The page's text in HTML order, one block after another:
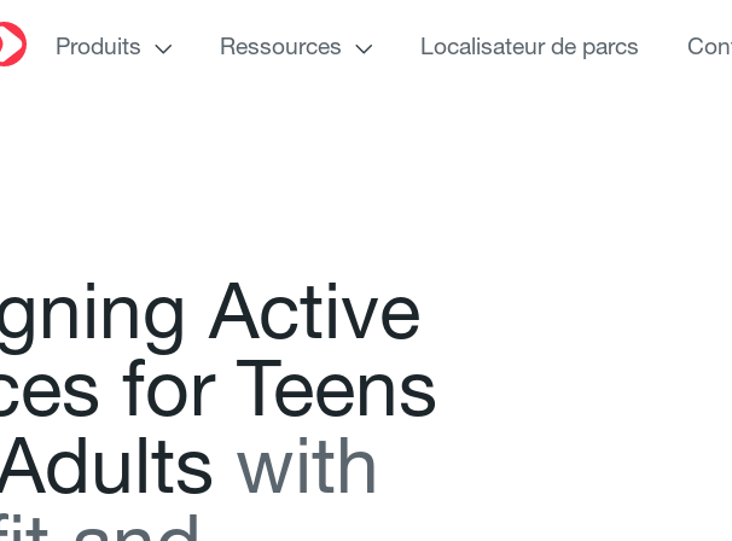
Produits Ressources Localisateur de parcs
ning Active
es for Teens
dults with